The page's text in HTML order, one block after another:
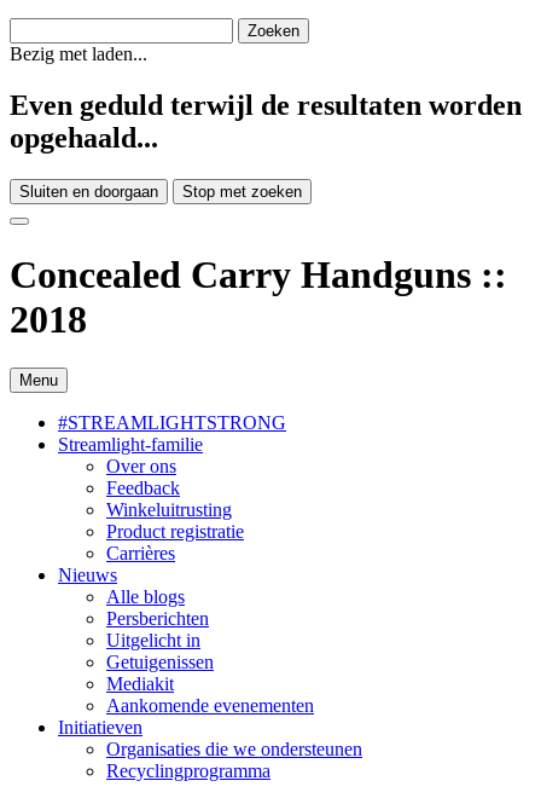
Bezig met laden...
Even geduld terwijl de resultaten worden
opgehaald...
Sluiten en doorgaan Stop met zoeken
Concealed Carry Handguns ::
2018
Menu
#STREAMLIGHTSTRONG
Streamlight-familie
Over ons
Feedback
Winkeluitrusting
Product registratie
Carrières
Nieuws
Alle blogs
Persberichten
Uitgelicht in
Getuigenissen
Mediakit
Aankomende evenementen
Initiatieven
Organisaties die we ondersteunen
Recyclingprogramma